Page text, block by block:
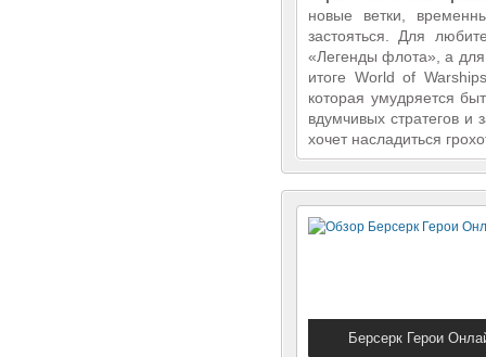
новые ветки,
застояться. Для
«Легенды флота», а
итоге World of
которая умудряется
вдумчивых стратегов
хочет насладиться
Берсерк Герои